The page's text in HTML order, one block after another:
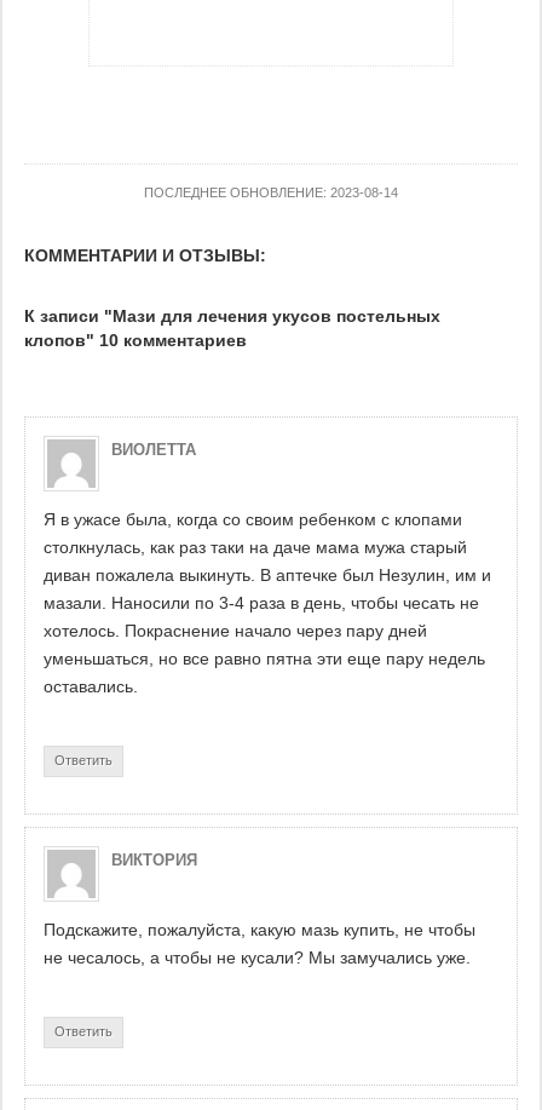
ПОСЛЕДНЕЕ ОБНОВЛЕНИЕ: 2023-08-14
КОММЕНТАРИИ И ОТЗЫВЫ:
К записи "Мази для лечения укусов постельных
клопов" 10 комментариев
ВИОЛЕТТА
Я в ужасе была, когда со своим ребенком с клопами
столкнулась, как раз таки на даче мама мужа старый
диван пожалела выкинуть. В аптечке был Незулин, им и
мазали. Наносили по 3-4 раза в день, чтобы чесать не
хотелось. Покраснение начало через пару дней
уменьшаться, но все равно пятна эти еще пару недель
оставались.
Ответить
ВИКТОРИЯ
Подскажите, пожалуйста, какую мазь купить, не чтобы
не чесалось, а чтобы не кусали? Мы замучались уже.
Ответить